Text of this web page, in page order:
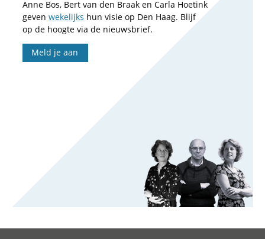
Anne Bos, Bert van den Braak en Carla Hoetink
geven wekelijks hun visie op Den Haag. Blijf
op de hoogte via de nieuwsbrief.
Meld je aan